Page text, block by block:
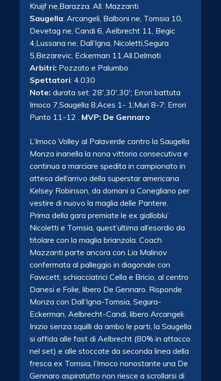
Kruijf ne,Barazza. All. Mazzanti
Saugella: Arcangeli, Balboni ne, Tomsia 10,
Devetag ne, Candi 6, Aelbrecht 11, Begic
4,Lussana ne, Dall’Igna, Nicoletti,Segura
5,Bezarevic, Eckerman 11.All.Delmati
Arbitri: Pozzato e Palumbo
Spettatori: 4.030
Note: durata set: 28′,30′,30′; Errori battuta
Imoco 7,Saugella 8;Aces 1- 1;Muri 8-7; Errori
Punto 11-12 . MVP: De Gennaro
L’Imoco Volley al Palaverde contro la Saugella
Monza inanella la nona vittoria consecutiva e
continua a marciare spedita in campionato in
attesa dell’arrivo della superstar americana
Kelsey Robinson, da domani a Conegliano per
vestire di nuovo la maglia delle Pantere.
Prima della gara premiate le ex gialloblu’
Nicoletti e Tomsia, quest’ultima all’esordio da
titolare con la maglia brianzola. Coach
Mazzanti parte ancora con Lia Malinov
confermata al palleggio in diagonale con
Fawcett, schiacciatrici Cella e Bricio, al centro
Danesi e Folie, libero De Gennaro. Risponde
Monza con Dall’Igna-Tomsia, Segura-
Eckerman, Aelbrecht-Candi, libero Arcangeli.
Inizio senza squilli da ambo le parti, la Saugella
si affida alle fast di Aelbrecht (80% in attacco
nel set) e alle stoccate da seconda linea della
fresca ex Tomsia, l’Imoco nonostante una De
Gennaro aspiratutto non riesce a scrollarsi di